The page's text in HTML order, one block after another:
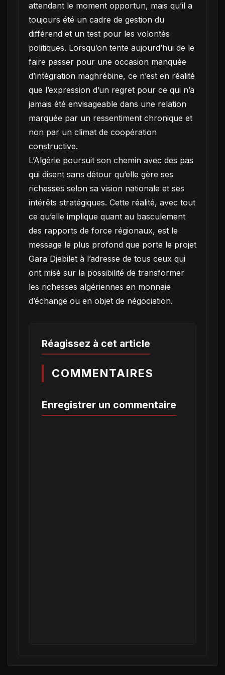
attendant le moment opportun, mais qu’il a
toujours été un cadre de gestion du
différend et un test pour les volontés
politiques. Lorsqu’on tente aujourd’hui de le
faire passer pour une occasion manquée
d’intégration maghrébine, ce n’est en réalité
que l’expression d’un regret pour ce qui n’a
jamais été envisageable dans une relation
marquée par un ressentiment chronique et
non par un climat de coopération
constructive.
L’Algérie poursuit son chemin avec des pas
qui disent sans détour qu’elle gère ses
richesses selon sa vision nationale et ses
intérêts stratégiques. Cette réalité, avec tout
ce qu’elle implique quant au basculement
des rapports de force régionaux, est le
message le plus profond que porte le projet
Gara Djebilet à l’adresse de tous ceux qui
ont misé sur la possibilité de transformer
les richesses algériennes en monnaie
d’échange ou en objet de négociation.
Réagissez à cet article
COMMENTAIRES
Enregistrer un commentaire